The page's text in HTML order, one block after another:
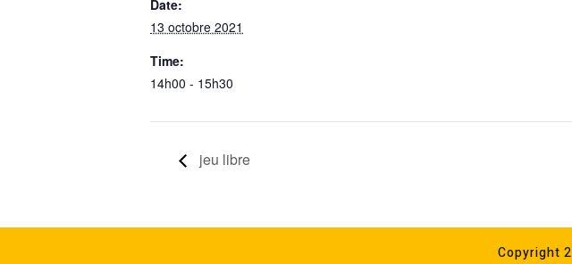
Date:
13 octobre 2021
Time:
14h00 - 15h30
jeu libre
Copyright